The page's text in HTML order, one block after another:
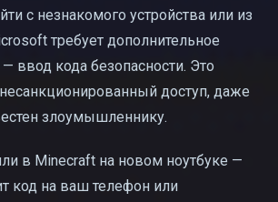
с незнакомого устройства или из
требует дополнительное
ввод кода безопасности. Это
доступ, даже
злоумышленнику.
в Minecraft на новом ноутбуке —
код на ваш телефон или